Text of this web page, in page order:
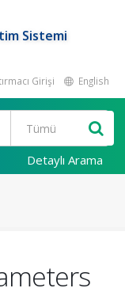
Sistemi
Girişi English
Detaylı Arama